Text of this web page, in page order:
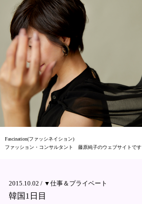
Fascination(ファッシネイション)
ファッション・コンサルタント 藤原純子のウェブサイトです
2015.10.02 / ▼仕事＆プライベート
韓国1日目